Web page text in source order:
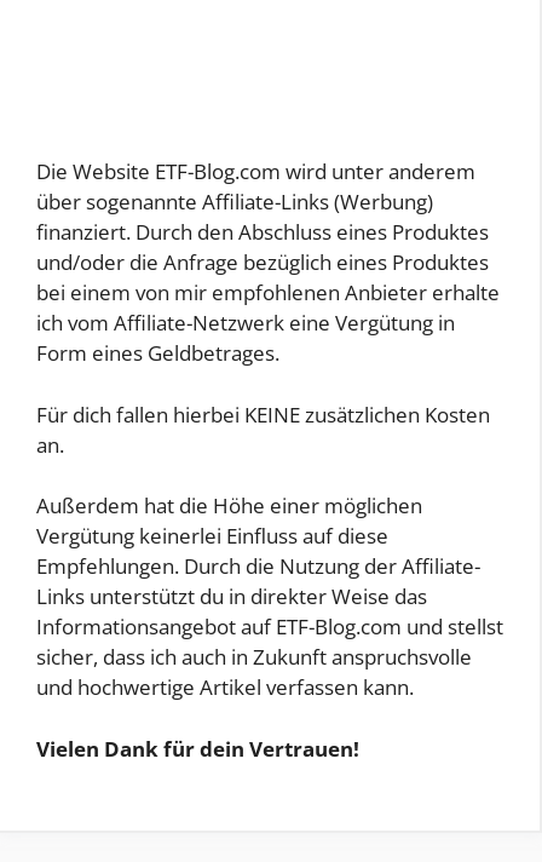
Die Website ETF-Blog.com wird unter anderem
über sogenannte Affiliate-Links (Werbung)
finanziert. Durch den Abschluss eines Produktes
und/oder die Anfrage bezüglich eines Produktes
bei einem von mir empfohlenen Anbieter erhalte
ich vom Affiliate-Netzwerk eine Vergütung in
Form eines Geldbetrages.
Für dich fallen hierbei KEINE zusätzlichen Kosten
an.
Außerdem hat die Höhe einer möglichen
Vergütung keinerlei Einfluss auf diese
Empfehlungen. Durch die Nutzung der Affiliate-
Links unterstützt du in direkter Weise das
Informationsangebot auf ETF-Blog.com und stellst
sicher, dass ich auch in Zukunft anspruchsvolle
und hochwertige Artikel verfassen kann.
Vielen Dank für dein Vertrauen!